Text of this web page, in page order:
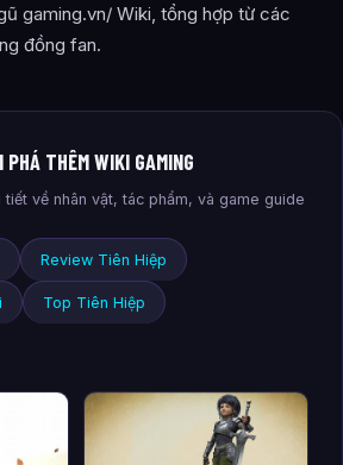
gaming.vn/ Wiki, tổng hợp từ các
đồng fan.
PHÁ THÊM WIKI GAMING
tiết về nhân vật, tác phẩm, và game guide
Review Tiên Hiệp
Top Tiên Hiệp